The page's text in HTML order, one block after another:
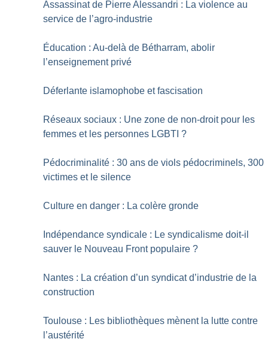
Assassinat de Pierre Alessandri : La violence au
service de l’agro-industrie
Éducation : Au-delà de Bétharram, abolir
l’enseignement privé
Déferlante islamophobe et fascisation
Réseaux sociaux : Une zone de non-droit pour les
femmes et les personnes LGBTI ?
Pédocriminalité : 30 ans de viols pédocriminels, 300
victimes et le silence
Culture en danger : La colère gronde
Indépendance syndicale : Le syndicalisme doit-il
sauver le Nouveau Front populaire ?
Nantes : La création d’un syndicat ­d’industrie de la
construction
Toulouse : Les bibliothèques mènent la lutte contre
l’austérité